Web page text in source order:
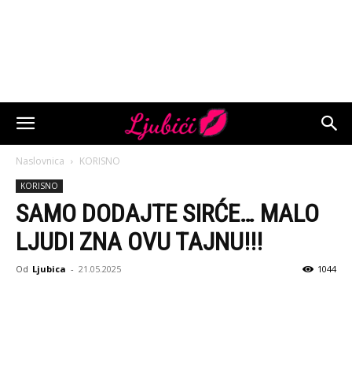
Naslovnica KORISNO
KORISNO
SAMO DODAJTE SIRĆE… MALO
LJUDI ZNA OVU TAJNU!!!
Od Ljubica - 21.05.2025 1044